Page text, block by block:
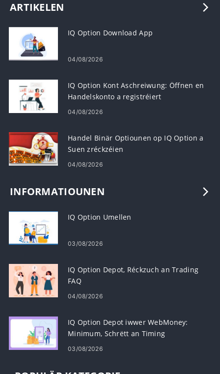
ARTIKELEN
IQ Option Download App
04/08/2026
IQ Option Kont Aschreiwung: Öffnen en
Handelskonto a registréiert
04/08/2026
Handel Binär Optiounen op IQ Option a
Suen zréckzéien
04/08/2026
INFORMATIOUNEN
IQ Option Umellen
03/08/2026
IQ Option Depot, Réckzuch an Trading
FAQ
04/08/2026
IQ Option Depot iwwer WebMoney:
Minimum, Schrëtt an Timing
03/08/2026